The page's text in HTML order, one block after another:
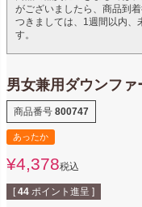
がございましたら、商品到
つきましては、1週間以内、
す。
男女兼用ダウンファ
商品番号 800747
あったか
¥4,378税込
[ 44 ポイント進呈 ]